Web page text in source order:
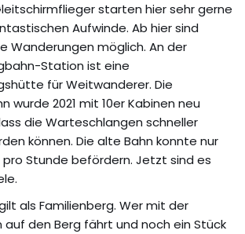
starten hier sehr gerne
Aufwinde. Ab hier sind
Wanderungen möglich. An der
Station ist eine
für Weitwanderer. Die
wurde 2021 mit 10er Kabinen neu
die Warteschlangen schneller
können. Die alte Bahn konnte nur
pro Stunde befördern. Jetzt sind es
als Familienberg. Wer mit der
auf den Berg fährt und noch ein Stück